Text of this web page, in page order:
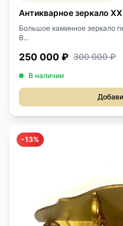
Антикварное зеркало
Большое каминное зеркало
В...
250 000 ₽ 300 000 ₽
В наличии
-13%